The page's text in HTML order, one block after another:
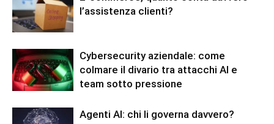
l’assistenza clienti?
Cybersecurity aziendale: come
colmare il divario tra attacchi AI e
team sotto pressione
Agenti AI: chi li governa davvero?